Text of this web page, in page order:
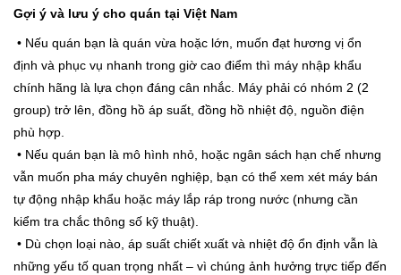
Gợi ý và lưu ý cho quán tại Việt Nam
• Nếu quán bạn là quán vừa hoặc lớn, muốn đạt hương vị ổn
định và phục vụ nhanh trong giờ cao điểm thì máy nhập khẩu
chính hãng là lựa chọn đáng cân nhắc. Máy phải có nhóm 2 (2
group) trở lên, đồng hồ áp suất, đồng hồ nhiệt độ, nguồn điện
phù hợp.
• Nếu quán bạn là mô hình nhỏ, hoặc ngân sách hạn chế nhưng
vẫn muốn pha máy chuyên nghiệp, bạn có thể xem xét máy bán
tự động nhập khẩu hoặc máy lắp ráp trong nước (nhưng cần
kiểm tra chắc thông số kỹ thuật).
• Dù chọn loại nào, áp suất chiết xuất và nhiệt độ ổn định vẫn là
những yếu tố quan trọng nhất – vì chúng ảnh hưởng trực tiếp đến